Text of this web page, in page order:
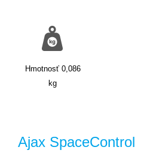
Hmotnosť 0,086
kg
Ajax SpaceControl